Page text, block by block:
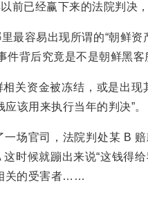
前已经赢下来的法院判决
最容易出现所谓的“朝鲜
背后究竟是不是朝鲜黑
关资金被冻结，或是出
该用来执行当年的判决”。
一场官司，法院判处某 B
时候就蹦出来说“这钱得
关的受害者……